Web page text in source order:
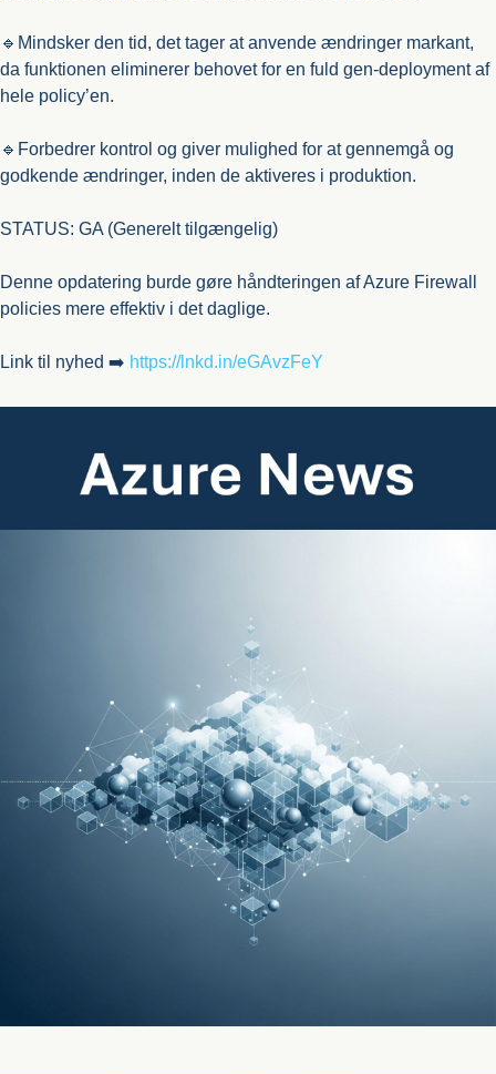
🔹Mindsker den tid, det tager at anvende ændringer markant,
da funktionen eliminerer behovet for en fuld gen-deployment af
hele policy’en.
🔹Forbedrer kontrol og giver mulighed for at gennemgå og
godkende ændringer, inden de aktiveres i produktion.
STATUS: GA (Generelt tilgængelig)
Denne opdatering burde gøre håndteringen af Azure Firewall
policies mere effektiv i det daglige.
Link til nyhed ➡️ https://lnkd.in/eGAvzFeY